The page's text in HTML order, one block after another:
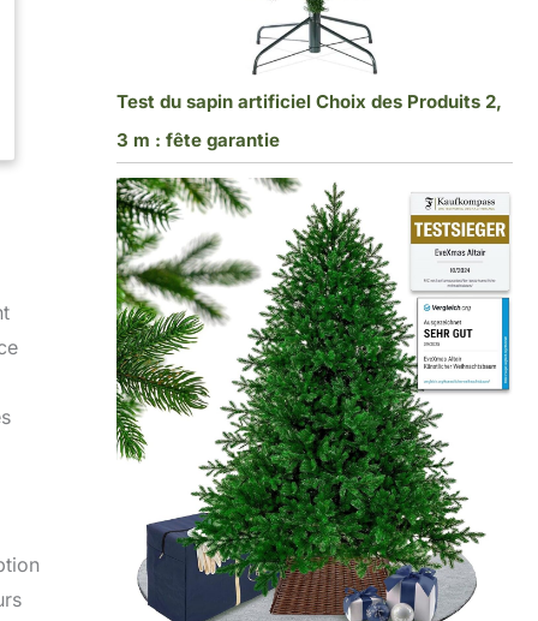
Test du sapin artificiel Choix des Produits 2,
3 m : fête garantie